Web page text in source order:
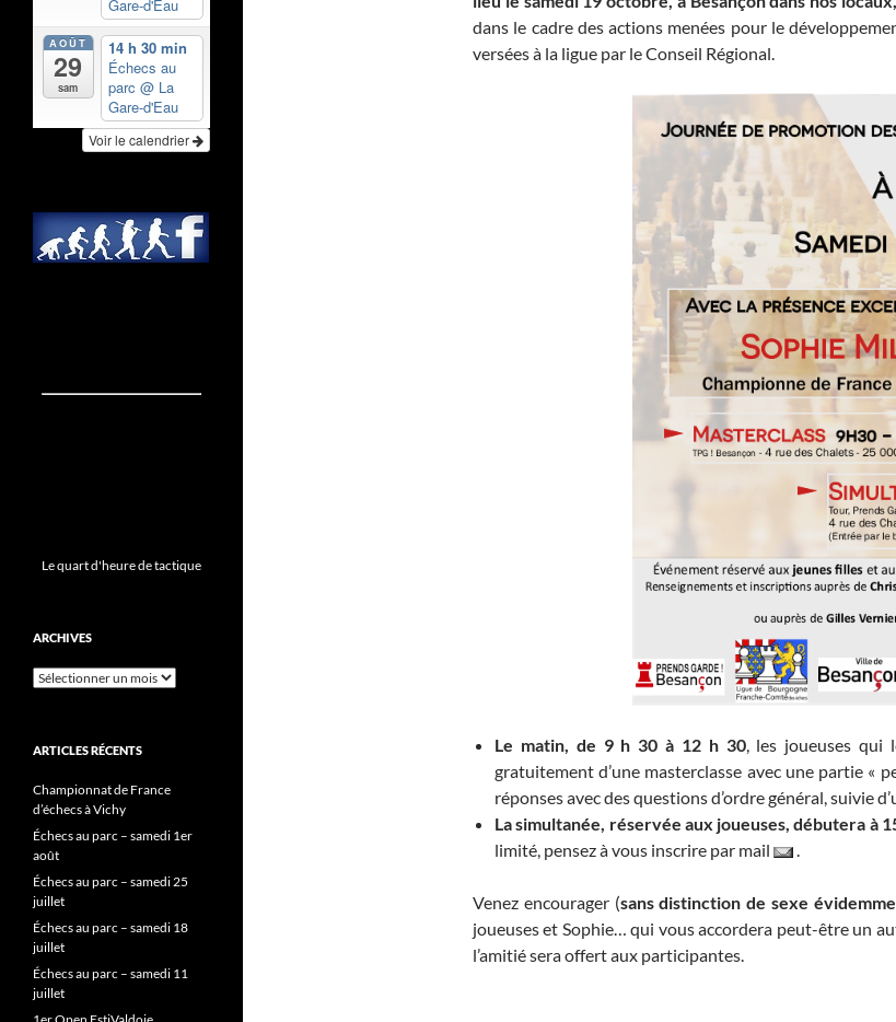
dans le cadre des actions menées pour le
versées à la ligue par le Conseil Régional.
Le matin, de 9 h 30 à 12 h 30, les joueuses qui
gratuitement d’une masterclasse avec une partie «
réponses avec des questions d’ordre général, suivie
La simultanée, réservée aux joueuses, débutera à
limité, pensez à vous inscrire par mail
.
Venez encourager (sans distinction de sexe
joueuses et Sophie… qui vous accordera peut-être un
l’amitié sera offert aux participantes.
Gare-d'Eau
AOÛT
29
sam
14 h 30 min
Échecs au
parc @ La
Gare-d'Eau
Voir le calendrier
Le quart d'heure de tactique
ARCHIVES
Archives
ARTICLES RÉCENTS
Championnat de France
d’échecs à Vichy
Échecs au parc – samedi 1er
août
Échecs au parc – samedi 25
juillet
Échecs au parc – samedi 18
juillet
Échecs au parc – samedi 11
juillet